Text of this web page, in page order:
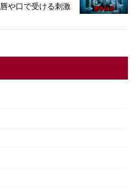
唇や口で受ける刺激